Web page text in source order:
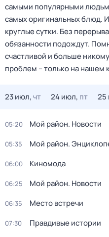
самыми популярными
самых оригинальных блюд.
круглые сутки. Без
обязанности подождут.
счастливой и больше
проблем – только на нашем
23 июл,чт 24 июл, пт 25
05:20 Мой район. Новости
05:35 Мой район.
06:00 Киномода
06:25 Мой район. Новости
06:35 Место встречи
07:30 Правдивые истории